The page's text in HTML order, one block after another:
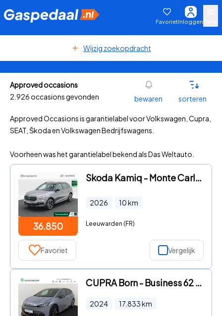
FavorietInloggen
Wijzig zoekopdracht
Approved occasions
2.926 occasions gevonden
bewaren sorteren
Approved Occasions is garantielabel voor Volkswagen, Cupra,
SEAT, Škoda en Volkswagen Bedrijfswagens.
Voorheen was het garantielabel bekend als Das Weltauto.
36.850
Skoda Kamiq - Monte Carlo 1.0 TSI 115 PK | Automaat | Stoelverwarming | Ke
2026 10km
Leeuwarden (FR)
Favoriet Vergelijk
CUPRA Born - Business 62 kWh | SoH 91% | Stoel- en stuurwielverwarming |
2024 17.833km